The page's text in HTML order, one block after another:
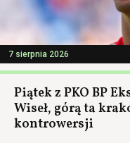
7 sierpnia 2026
Piątek z PKO BP
Wiseł, górą ta
kontrowersji